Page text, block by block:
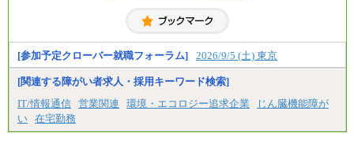
お伝えします。
[参加予定クローバー就職フォーラム] 2026/9/5 (土) 東京
[関連する障がい者求人・採用キーワード検索]
IT/情報通信 営業関連 環境・エコロジー追求企業
じん臓機能障が
い 在宅勤務